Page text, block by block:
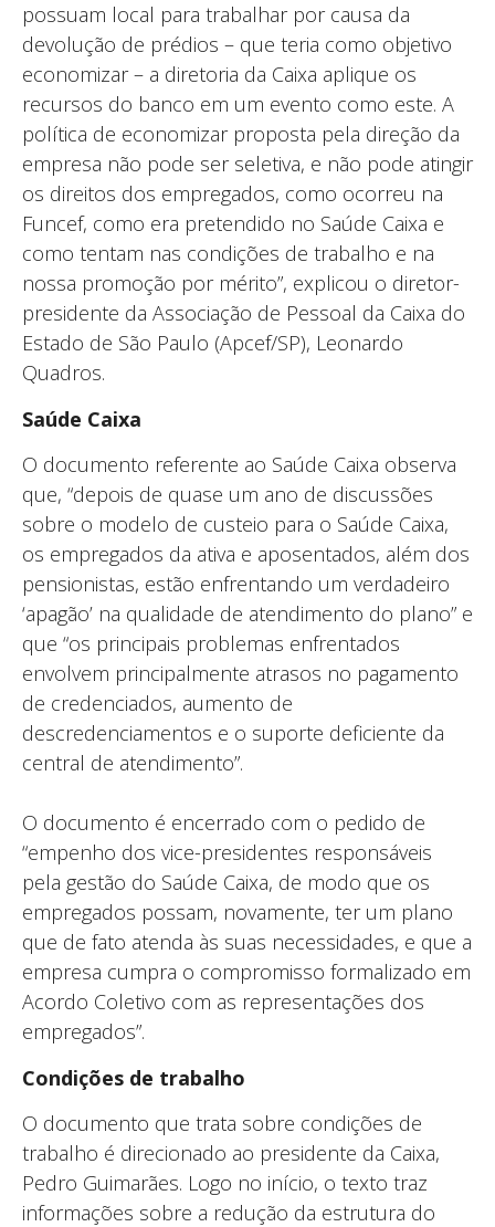
possuam local para trabalhar por causa da
devolução de prédios – que teria como objetivo
economizar – a diretoria da Caixa aplique os
recursos do banco em um evento como este. A
política de economizar proposta pela direção da
empresa não pode ser seletiva, e não pode atingir
os direitos dos empregados, como ocorreu na
Funcef, como era pretendido no Saúde Caixa e
como tentam nas condições de trabalho e na
nossa promoção por mérito”, explicou o diretor-
presidente da Associação de Pessoal da Caixa do
Estado de São Paulo (Apcef/SP), Leonardo
Quadros.
Saúde Caixa
O documento referente ao Saúde Caixa observa
que, “depois de quase um ano de discussões
sobre o modelo de custeio para o Saúde Caixa,
os empregados da ativa e aposentados, além dos
pensionistas, estão enfrentando um verdadeiro
‘apagão’ na qualidade de atendimento do plano” e
que “os principais problemas enfrentados
envolvem principalmente atrasos no pagamento
de credenciados, aumento de
descredenciamentos e o suporte deficiente da
central de atendimento”.
O documento é encerrado com o pedido de
“empenho dos vice-presidentes responsáveis
pela gestão do Saúde Caixa, de modo que os
empregados possam, novamente, ter um plano
que de fato atenda às suas necessidades, e que a
empresa cumpra o compromisso formalizado em
Acordo Coletivo com as representações dos
empregados”.
Condições de trabalho
O documento que trata sobre condições de
trabalho é direcionado ao presidente da Caixa,
Pedro Guimarães. Logo no início, o texto traz
informações sobre a redução da estrutura do